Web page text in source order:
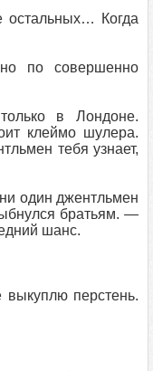
Когда
по совершенно
в Лондоне.
клеймо шулера.
тебя узнает,
один джентльмен
братьям. —
шанс.
перстень.